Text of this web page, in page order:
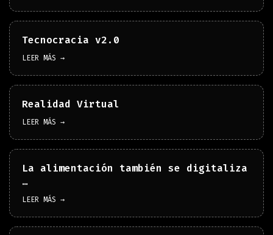
Tecnocracia v2.0
LEER MÁS →
Realidad Virtual
LEER MÁS →
La alimentación también se digitaliza
…
LEER MÁS →